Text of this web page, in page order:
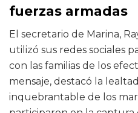
fuerzas armadas
El secretario de Marina,
utilizó sus redes sociales
con las familias de los
mensaje, destacó la
inquebrantable de los